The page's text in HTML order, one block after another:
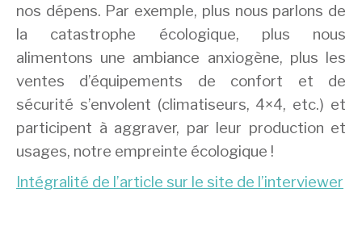
nos dépens. Par exemple, plus nous parlons de
la catastrophe écologique, plus nous
alimentons une ambiance anxiogène, plus les
ventes d’équipements de confort et de
sécurité s’envolent (climatiseurs, 4×4, etc.) et
participent à aggraver, par leur production et
usages, notre empreinte écologique !
Intégralité de l’article sur le site de l’interviewer